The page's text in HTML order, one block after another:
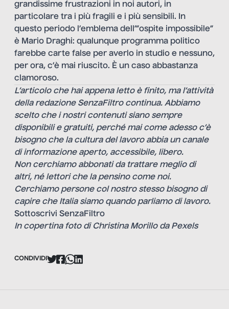
grandissime frustrazioni in noi autori, in
particolare tra i più fragili e i più sensibili. In
questo periodo l’emblema dell’”ospite impossibile”
è Mario Draghi: qualunque programma politico
farebbe carte false per averlo in studio e nessuno,
per ora, c’è mai riuscito. È un caso abbastanza
clamoroso.
L’articolo che hai appena letto è finito, ma l’attività
della redazione SenzaFiltro continua. Abbiamo
scelto che i nostri contenuti siano sempre
disponibili e gratuiti, perché mai come adesso c’è
bisogno che la cultura del lavoro abbia un canale
di informazione aperto, accessibile, libero.
Non cerchiamo abbonati da trattare meglio di
altri, né lettori che la pensino come noi.
Cerchiamo persone col nostro stesso bisogno di
capire che Italia siamo quando parliamo di lavoro.
Sottoscrivi SenzaFiltro
In copertina foto di Christina Morillo da Pexels
CONDIVIDI